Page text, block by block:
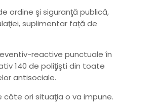
ordine şi siguranţă publică,
suplimentar față de
reactive punctuale în
140 de poliţişti din toate
antisociale.
câte ori situaţia o va impune.